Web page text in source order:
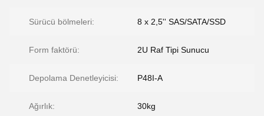
Sürücü bölmeleri: 8 x 2,5'' SAS/SATA/SSD
Form faktörü: 2U Raf Tipi Sunucu
Depolama Denetleyicisi: P48I-A
Ağırlık: 30kg